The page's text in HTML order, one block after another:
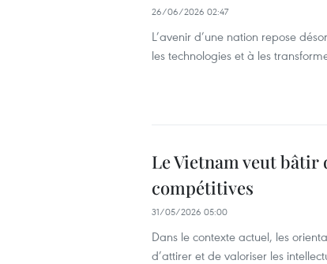
26/06/2026 02:47
L’avenir d’une nation repose
les technologies et à les
Le Vietnam veut bâtir
compétitives
31/05/2026 05:00
Dans le contexte actuel, les
d’attirer et de valoriser les